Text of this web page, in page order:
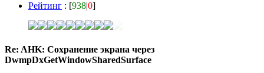
Рейтинг : [938|0]
Re: AHK: Сохранение экрана через
DwmpDxGetWindowSharedSurface